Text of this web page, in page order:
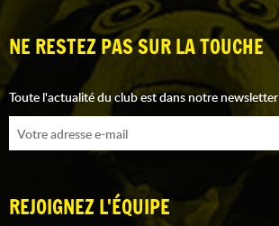
NE RESTEZ PAS SUR LA TOUCHE
Toute l'actualité du club est dans notre newsletter
REJOIGNEZ L'ÉQUIPE